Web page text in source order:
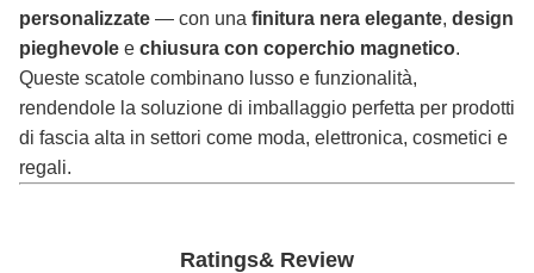
personalizzate — con una finitura nera elegante, design
pieghevole e chiusura con coperchio magnetico.
Queste scatole combinano lusso e funzionalità,
rendendole la soluzione di imballaggio perfetta per prodotti
di fascia alta in settori come moda, elettronica, cosmetici e
regali.
Ratings& Review